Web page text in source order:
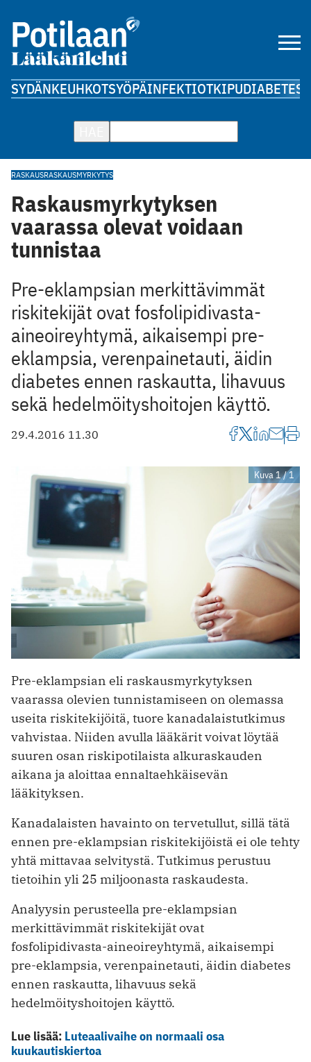
SYDÄNKEUHKOTSYÖPÄINFEKTIOTKIPUDIABETES
RASKAUSRASKAUSMYRKYTYS
Raskausmyrkytyksen
vaarassa olevat voidaan
tunnistaa
Pre-eklampsian merkittävimmät
riskitekijät ovat fosfolipidivasta-
aineoireyhtymä, aikaisempi pre-
eklampsia, verenpainetauti, äidin
diabetes ennen raskautta, lihavuus
sekä hedelmöityshoitojen käyttö.
29.4.2016 11.30
Kuva 1 / 1
Pre-eklampsian eli raskausmyrkytyksen
vaarassa olevien tunnistamiseen on olemassa
useita riskitekijöitä, tuore kanadalaistutkimus
vahvistaa. Niiden avulla lääkärit voivat löytää
suuren osan riskipotilaista alkuraskauden
aikana ja aloittaa ennaltaehkäisevän
lääkityksen.
Kanadalaisten havainto on tervetullut, sillä tätä
ennen pre-eklampsian riskitekijöistä ei ole tehty
yhtä mittavaa selvitystä. Tutkimus perustuu
tietoihin yli 25 miljoonasta raskaudesta.
Analyysin perusteella pre-eklampsian
merkittävimmät riskitekijät ovat
fosfolipidivasta-aineoireyhtymä, aikaisempi
pre-eklampsia, verenpainetauti, äidin diabetes
ennen raskautta, lihavuus sekä
hedelmöityshoitojen käyttö.
Lue lisää: Luteaalivaihe on normaali osa
kuukautiskiertoa